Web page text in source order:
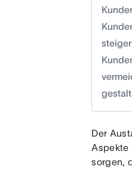
Der
Aspekte
sorgen,